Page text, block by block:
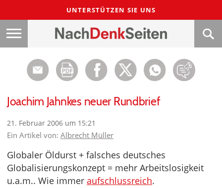
UNTERSTÜTZEN SIE UNS
Joachim Jahnkes neuer Rundbrief
21. Februar 2006 um 15:21
Ein Artikel von: Albrecht Müller
Globaler Öldurst + falsches deutsches
Globalisierungskonzept = mehr Arbeitslosigkeit
u.a.m.. Wie immer aufschlussreich.